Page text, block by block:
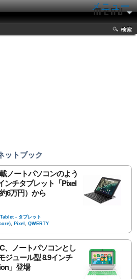
メニュー
検索
ットブック
ノートパソコンのよう
ンチタブレット「Pixel
6万円）から
Tablet - タブレット
, Pixel , QWERTY
、ノートパソコンとし
ジュール型 8.9インチ
」登場